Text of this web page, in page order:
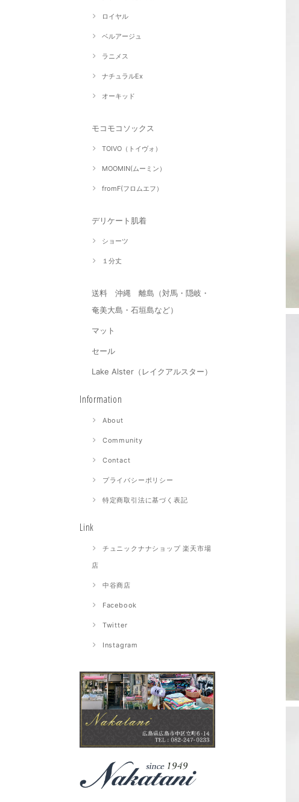
ロイヤル
ベルアージュ
ラニメス
ナチュラルEx
オーキッド
モコモコソックス
TOIVO（トイヴォ）
MOOMIN(ムーミン）
fromF(フロムエフ）
デリケート肌着
ショーツ
１分丈
送料 沖縄 離島（対馬・隠岐・
奄美大島・石垣島など）
マット
セール
Lake Alster（レイクアルスター）
Information
About
Community
Contact
プライバシーポリシー
特定商取引法に基づく表記
Link
チュニックナナショップ 楽天市場
店
中谷商店
Facebook
Twitter
Instagram